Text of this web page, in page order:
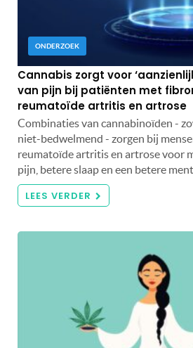
ONDERZOEK
Cannabis zorgt voor
van pijn bij patiënten met
reumatoïde artritis en artrose
Combinaties van cannabinoïden -
niet-bedwelmend - zorgen bij
reumatoïde artritis en artrose voor
pijn, betere slaap en een betere
LEES VERDER